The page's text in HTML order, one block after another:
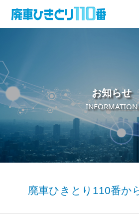
お知らせ
INFORMATION
廃車ひきとり110番か
無料査定
お役立ち情報
お知らせ
会社概要
お問い合わせ